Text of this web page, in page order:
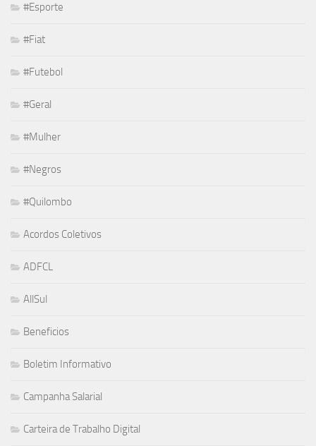
#Esporte
#Fiat
#Futebol
#Geral
#Mulher
#Negros
#Quilombo
Acordos Coletivos
ADFCL
AllSul
Beneficios
Boletim Informativo
Campanha Salarial
Carteira de Trabalho Digital